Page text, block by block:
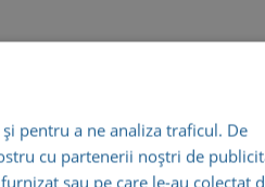
Se poate ajunge și
pentru a ne analiza traficul. De
cu partenerii noștri de
sau pe care le-au colectat